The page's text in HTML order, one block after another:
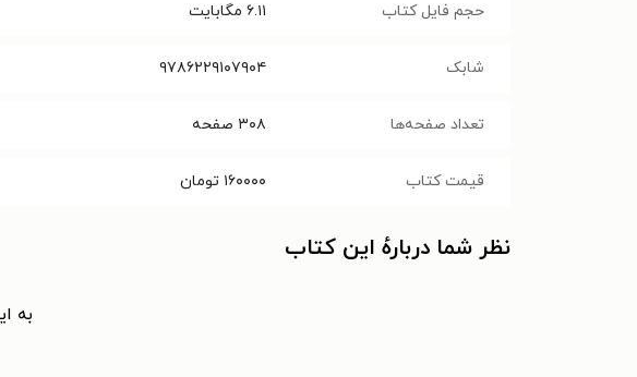
حجم فایل کتاب ۶.۱۱ مگابایت
شابک ۹۷۸۶۲۲۹۱۰۷۹۰۴
تعداد صفحه‌ها ۳۰۸ صفحه
قیمت کتاب ۱۶۰۰۰۰ تومان
نظر شما دربارهٔ این کتاب
به